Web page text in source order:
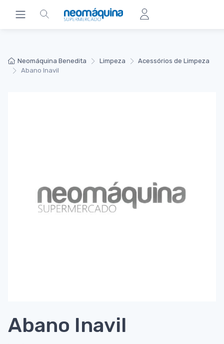
Neomáquina Benedita Limpeza
Acessórios de Limpeza
Abano Inavil
Abano Inavil